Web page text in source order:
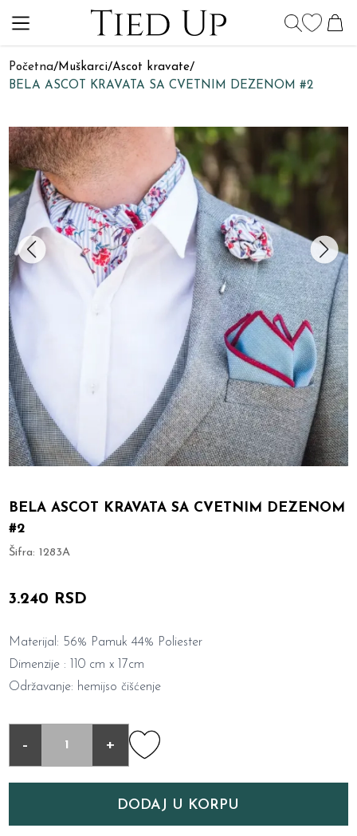
Početna/Muškarci/Ascot kravate/
BELA ASCOT KRAVATA SA CVETNIM DEZENOM #2
BELA ASCOT KRAVATA SA CVETNIM DEZENOM
#2
Šifra:1283A
3.240 RSD
Materijal: 56% Pamuk 44% Poliester
Dimenzije : 110 cm x 17cm
Održavanje: hemijso čišćenje
- +
DODAJ U KORPU